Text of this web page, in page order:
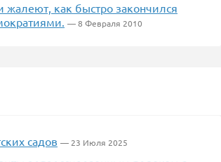
жалеют, как быстро закончился
— 8 Февраля 2010
садов — 23 Июля 2025